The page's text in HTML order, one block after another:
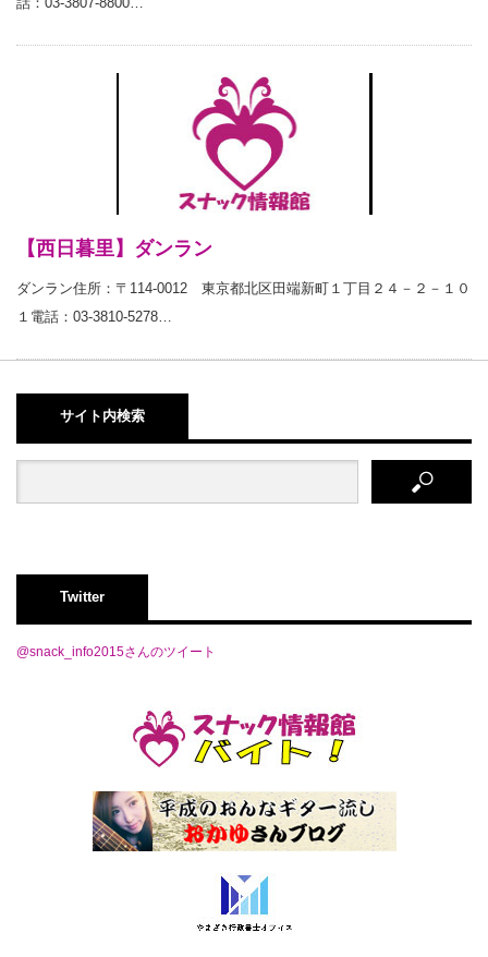
【西日暮里】ダンラン
ダンラン住所：〒114-0012 東京都北区田端新町１丁目２４－２－１０
１電話：03-3810-5278…
サイト内検索
Twitter
@snack_info2015さんのツイート